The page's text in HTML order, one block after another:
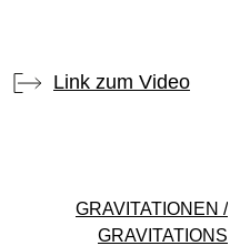
Link zum Video
GRAVITATIONEN /
GRAVITATIONS